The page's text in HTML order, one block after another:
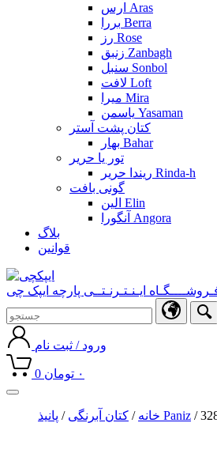
ارس Aras
بررا Berra
رز Rose
زنبق Zanbagh
سنبل Sonbol
لافت Loft
میرا Mira
یاسمن Yasaman
کتان پشت آستر
بهار Bahar
تور یا حریر
ریندا حریر Rinda-h
گونی بافت
الین Elin
آنگورا Angora
بلاگ
قوانین
ایـنـتـرنـتــی پارچه ایپک چی
ورود / ثبت نام
0 ۰ تومان
Toggle
navigation
خانه / کتان آبرنگی / پانیذ Paniz